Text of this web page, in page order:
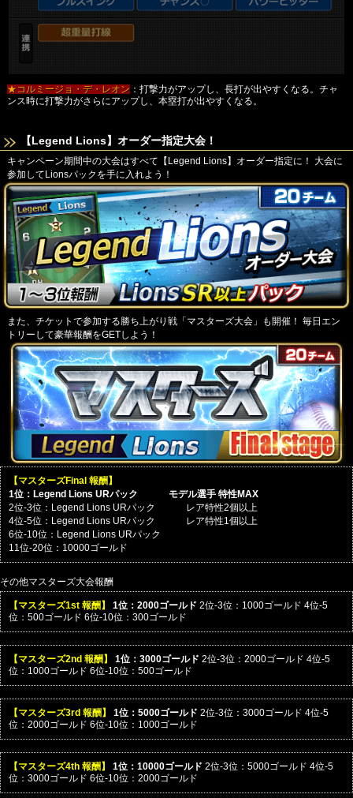
★コルミージョ・デ・レオン：打撃力がアップし、長打が出やすくなる。チャ
ンス時に打撃力がさらにアップし、本塁打が出やすくなる。
【Legend Lions】オーダー指定大会！
キャンペーン期間中の大会はすべて【Legend Lions】オーダー指定に！ 大会に
参加してLionsパックを手に入れよう！
また、チケットで参加する勝ち上がり戦「マスターズ大会」も開催！ 毎日エン
トリーして豪華報酬をGETしよう！
【マスターズFinal 報酬】
1位：Legend Lions URパック モデル選手 特性MAX
2位-3位：Legend Lions URパック
レア特性2個以上
4位-5位：Legend Lions URパック
レア特性1個以上
6位-10位：Legend Lions URパック
11位-20位：10000ゴールド
その他マスターズ大会報酬
【マスターズ1st 報酬】 1位：2000ゴールド 2位-3位：1000ゴールド 4位-5
位：500ゴールド 6位-10位：300ゴールド
【マスターズ2nd 報酬】 1位：3000ゴールド 2位-3位：2000ゴールド 4位-5
位：1000ゴールド 6位-10位：500ゴールド
【マスターズ3rd 報酬】 1位：5000ゴールド 2位-3位：3000ゴールド 4位-5
位：2000ゴールド 6位-10位：1000ゴールド
【マスターズ4th 報酬】 1位：10000ゴールド 2位-3位：5000ゴールド 4位-5
位：3000ゴールド 6位-10位：2000ゴールド